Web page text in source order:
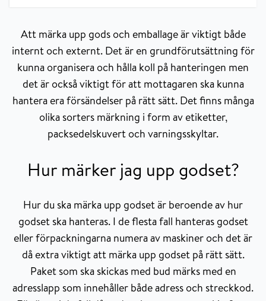
Att märka upp gods och emballage är viktigt både
internt och externt. Det är en grundförutsättning för
kunna organisera och hålla koll på hanteringen men
det är också viktigt för att mottagaren ska kunna
hantera era försändelser på rätt sätt. Det finns många
olika sorters märkning i form av etiketter,
packsedelskuvert och varningsskyltar.
Hur märker jag upp godset?
Hur du ska märka upp godset är beroende av hur
godset ska hanteras. I de flesta fall hanteras godset
eller förpackningarna numera av maskiner och det är
då extra viktigt att märka upp godset på rätt sätt.
Paket som ska skickas med bud märks med en
adresslapp som innehåller både adress och streckkod.